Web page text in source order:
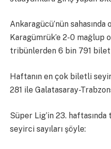
Ankaragücü’nün sahasında
Karagümrük’e 2-0 mağlup
tribünlerden 6 bin 791
Haftanın en çok biletli
281 ile Galatasaray-
Süper Lig’in 23.
seyirci sayıları şöyle: